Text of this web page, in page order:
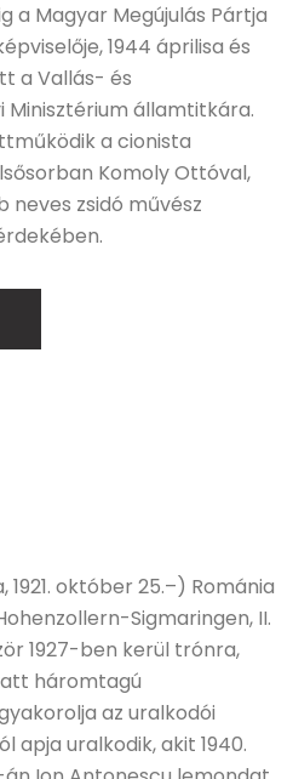
a Magyar Megújulás Pártja
1944 áprilisa és
a Vallás- és
Minisztérium államtitkára.
a cionista
Komoly Ottóval,
neves zsidó művész
1921. október 25.–) Románia
Sigmaringen, II.
1927-ben kerül trónra,
háromtagú
az uralkodói
apja uralkodik, akit 1940.